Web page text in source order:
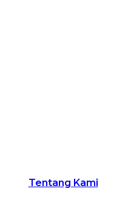
Tentang Kami